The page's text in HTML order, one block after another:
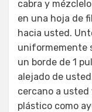
cabra y
en una hoja de
hacia usted.
uniformemente
un borde de 1
alejado de
cercano a
plástico como